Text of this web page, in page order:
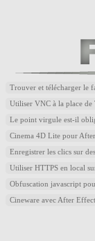
Trouver et télécharger le
Utiliser VNC à la place de
Le point virgule est-il
Cinema 4D Lite pour
Enregistrer les clics sur
Utiliser HTTPS en local
Obfuscation javascript
Cineware avec After